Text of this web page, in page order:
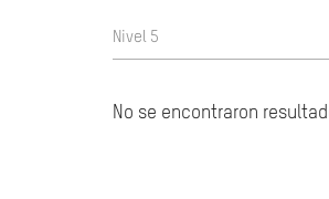
Nivel 5
No se encontraron